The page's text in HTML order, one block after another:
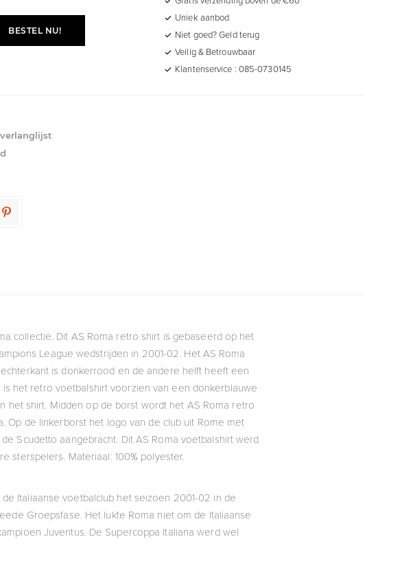
BESTEL NU!
Uniek aanbod
Niet goed? Geld terug
Veilig & Betrouwbaar
Klantenservice : 085-0730145
collectie. Dit AS Roma retro shirt is gebaseerd op het
League wedstrijden in 2001-02. Het AS Roma
is donkerrood en de andere helft heeft een
het retro voetbalshirt voorzien van een donkerblauwe
het shirt. Midden op de borst wordt het AS Roma retro
Op de linkerborst het logo van de club uit Rome met
Scudetto aangebracht. Dit AS Roma voetbalshirt werd
sterspelers. Materiaal: 100% polyester.
Italiaanse voetbalclub het seizoen 2001-02 in de
Groepsfase. Het lukte Roma niet om de Italiaanse
Juventus. De Supercoppa Italiana werd wel